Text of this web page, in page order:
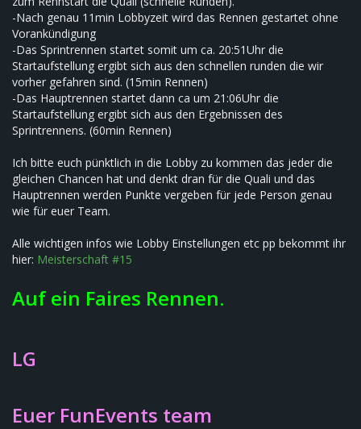
-Nach genau 11min Lobbyzeit wird das Rennen gestartet ohne
Vorankündigung
-Das Sprintrennen startet somit um ca. 20:51Uhr die
Startaufstellung ergibt sich aus den schnellen runden die wir
vorher gefahren sind. (15min Rennen)
-Das Hauptrennen startet dann ca um 21:06Uhr die
Startaufstellung ergibt sich aus den Ergebnissen des
Sprintrennens. (60min Rennen)
Ich bitte euch pünktlich in die Lobby zu kommen das jeder die
gleichen Chancen hat und denkt dran für die Quali und das
Hauptrennen werden Punkte vergeben für jede Person genau
wie für euer Team.
Alle wichtigen infos wie Lobby Einstellungen etc pp bekommt ihr
hier: Meisterschaft #15
Auf ein Faires Rennen.
LG
Euer FunEvents team